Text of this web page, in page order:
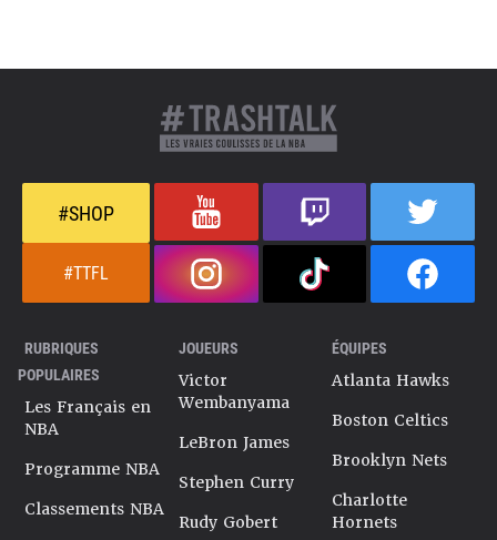
#SHOP
#TTFL
RUBRIQUES
POPULAIRES
Les Français en
NBA
Programme NBA
Classements NBA
JOUEURS
Victor
Wembanyama
LeBron James
Stephen Curry
Rudy Gobert
ÉQUIPES
Atlanta Hawks
Boston Celtics
Brooklyn Nets
Charlotte
Hornets